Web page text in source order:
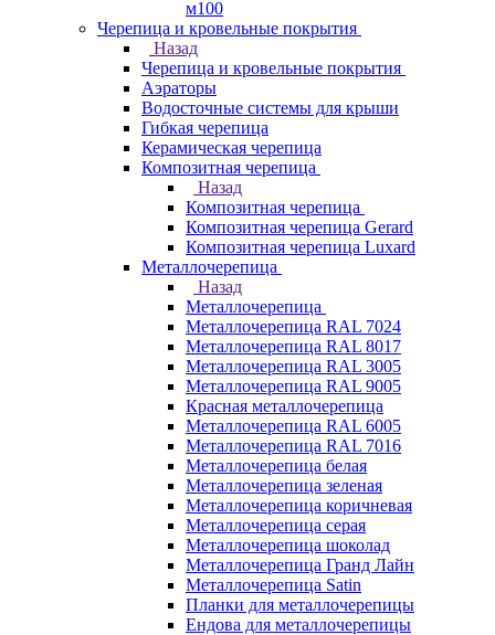
м100
Черепица и кровельные покрытия
Назад
Черепица и кровельные покрытия
Аэраторы
Водосточные системы для крыши
Гибкая черепица
Керамическая черепица
Композитная черепица
Назад
Композитная черепица
Композитная черепица Gerard
Композитная черепица Luxard
Металлочерепица
Назад
Металлочерепица
Металлочерепица RAL 7024
Металлочерепица RAL 8017
Металлочерепица RAL 3005
Металлочерепица RAL 9005
Красная металлочерепица
Металлочерепица RAL 6005
Металлочерепица RAL 7016
Металлочерепица белая
Металлочерепица зеленая
Металлочерепица коричневая
Металлочерепица серая
Металлочерепица шоколад
Металлочерепица Гранд Лайн
Металлочерепица Satin
Планки для металлочерепицы
Ендова для металлочерепицы